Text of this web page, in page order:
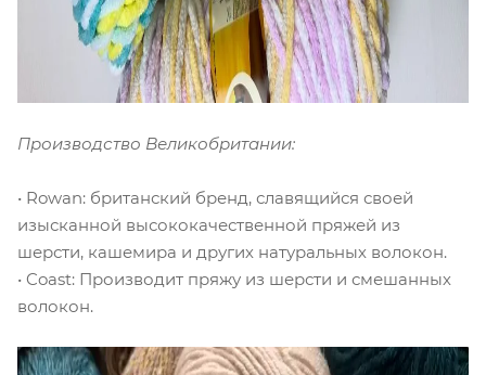
Производство Великобритании:
• Rowan: британский бренд, славящийся своей
изысканной высококачественной пряжей из
шерсти, кашемира и других натуральных волокон.
• Coast: Производит пряжу из шерсти и смешанных
волокон.